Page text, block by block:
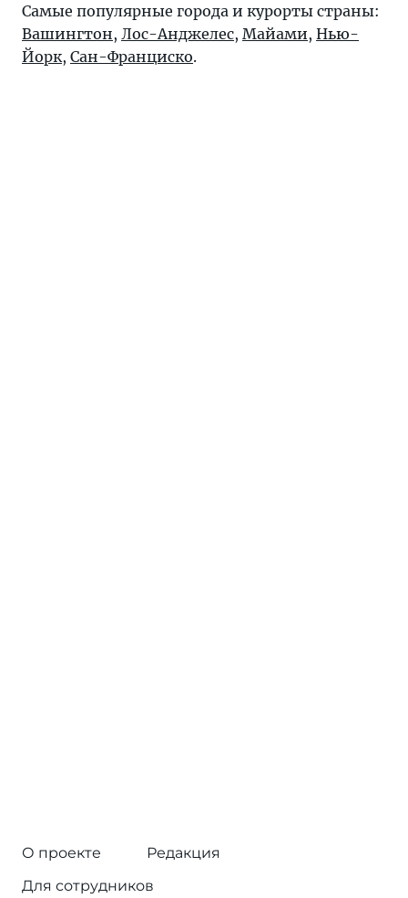
Самые популярные города и курорты страны:
Вашингтон, Лос-Анджелес, Майами, Нью-
Йорк, Сан-Франциско.
О проекте
Редакция
Для сотрудников